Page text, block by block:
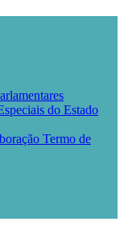
do Estado
Termo de